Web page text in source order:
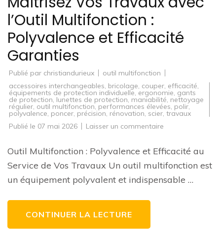
l’Outil Multifonction :
Polyvalence et Efficacité
Garanties
Publié par christiandurieux
outil multifonction
accessoires interchangeables, bricolage, couper, efficacité,
équipements de protection individuelle, ergonomie, gants
de protection, lunettes de protection, maniabilité, nettoyage
régulier, outil multifonction, performances élevées, polir,
polyvalence, poncer, précision, rénovation, scier, travaux
Publié le 07 mai 2026 Laisser un commentaire
Travaux
avec
l’Outil
Multifonction
Polyvalence
Outil Multifonction : Polyvalence et Efficacité au
Service de Vos Travaux Un outil multifonction est
un équipement polyvalent et indispensable …
CONTINUER LA LECTURE